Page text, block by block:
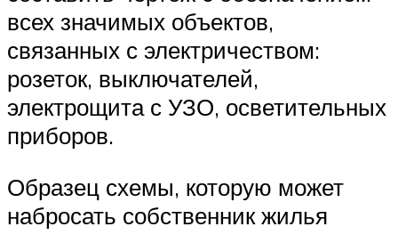
всех значимых объектов,
связанных с электричеством:
розеток, выключателей,
электрощита с УЗО, осветительных
приборов.
Образец схемы, которую может
набросать собственник жилья